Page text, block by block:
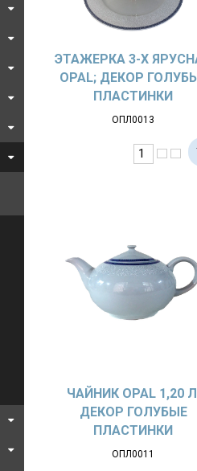
ЭТАЖЕРКА 3-Х
OPAL; ДЕКОР
ПЛАСТИНКИ
ОПЛ0013
ЧАЙНИК OPAL 1,20
ДЕКОР ГОЛУБЫЕ
ПЛАСТИНКИ
ОПЛ0011